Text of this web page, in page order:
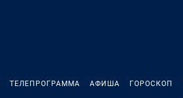
ТЕЛЕПРОГРАММА АФИША ГОРОСКОП